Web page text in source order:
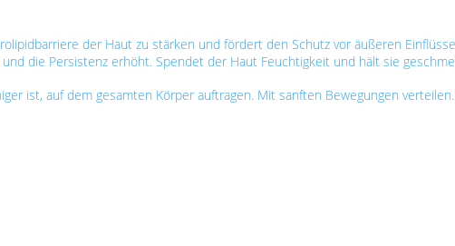
der Haut zu stärken und fördert den Schutz vor äußeren
die Persistenz erhöht. Spendet der Haut Feuchtigkeit und hält sie
ist, auf dem gesamten Körper auftragen. Mit sanften Bewegungen